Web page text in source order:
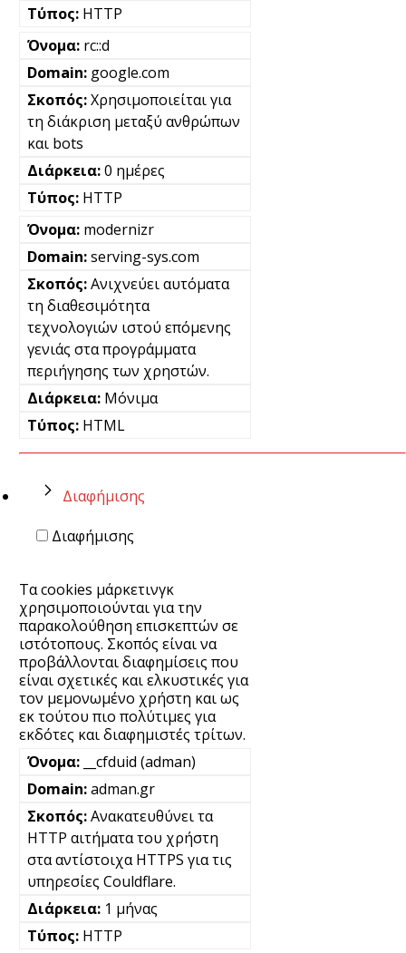
HTTP
rc::d
google.com
Χρησιμοποιείται για
τη διάκριση μεταξύ ανθρώπων
και bots
0 ημέρες
HTTP
modernizr
serving-sys.com
Ανιχνεύει αυτόματα
τη διαθεσιμότητα
τεχνολογιών ιστού επόμενης
γενιάς στα προγράμματα
περιήγησης των χρηστών.
Μόνιμα
HTML
Διαφήμισης
Διαφήμισης
Τα cookies μάρκετινγκ
χρησιμοποιούνται για την
παρακολούθηση επισκεπτών σε
ιστότοπους. Σκοπός είναι να
προβάλλονται διαφημίσεις που
είναι σχετικές και ελκυστικές για
τον μεμονωμένο χρήστη και ως
εκ τούτου πιο πολύτιμες για
εκδότες και διαφημιστές τρίτων.
__cfduid (adman)
adman.gr
Ανακατευθύνει τα
HTTP αιτήματα του χρήστη
στα αντίστοιχα HTTPS για τις
υπηρεσίες Couldflare.
1 μήνας
HTTP